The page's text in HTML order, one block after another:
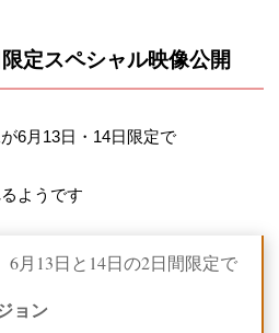
定スペシャル映像公開
6月13日・14日限定で
ようです
6月13日と14日の2日間限定で
ョン